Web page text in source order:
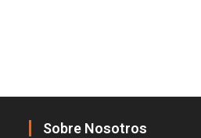
Sobre Nosotros